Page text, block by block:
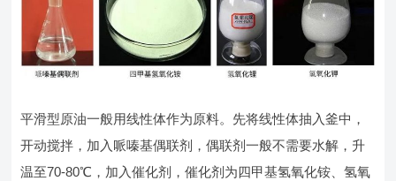
平滑型原油一般用线性体作为原料。先将线性体抽入釜中，
开动搅拌，加入哌嗪基偶联剂，偶联剂一般不需要水解，升
温至70-80℃，加入催化剂，催化剂为四甲基氢氧化铵、氢氧